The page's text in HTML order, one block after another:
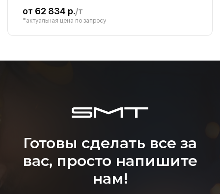
от 62 834 р./т
*актуальная цена по запросу
Готовы сделать все за
вас, просто напишите
нам!